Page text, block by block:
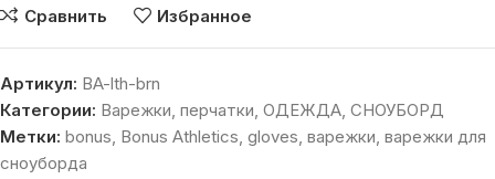
Сравнить Избранное
Артикул: BA-lth-brn
Категории: Варежки, перчатки, ОДЕЖДА, СНОУБОРД
Метки: bonus, Bonus Athletics, gloves, варежки, варежки для
сноуборда